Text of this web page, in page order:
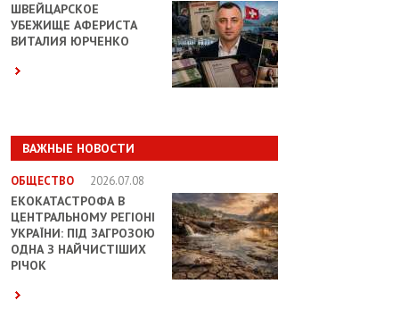
ШВЕЙЦАРСКОЕ
УБЕЖИЩЕ АФЕРИСТА
ВИТАЛИЯ ЮРЧЕНКО
ВАЖНЫЕ НОВОСТИ
ОБЩЕСТВО 2026.07.08
ЕКОКАТАСТРОФА В
ЦЕНТРАЛЬНОМУ РЕГІОНІ
УКРАЇНИ: ПІД ЗАГРОЗОЮ
ОДНА З НАЙЧИСТІШИХ
РІЧОК